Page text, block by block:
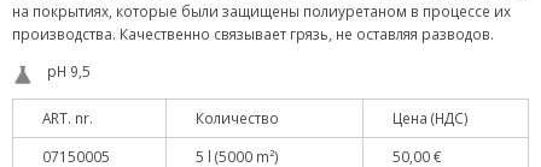
на покрытиях, которые были защищены полиуретаном в процессе их
производства. Качественно связывает грязь, не оставляя разводов.
pH 9,5
ART. nr. Количество
Цена (НДС)
07150005
5 l (5000 m²)
50,00 €